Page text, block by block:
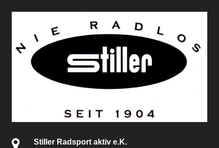
Stiller Radsport aktiv e.K.